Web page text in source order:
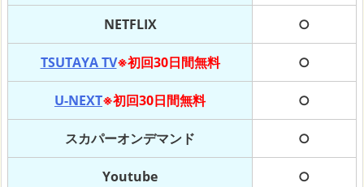
NETFLIX ○
TSUTAYA TV※初回30日間無料 ○
U-NEXT※初回30日間無料 ○
スカパーオンデマンド ○
Youtube ○